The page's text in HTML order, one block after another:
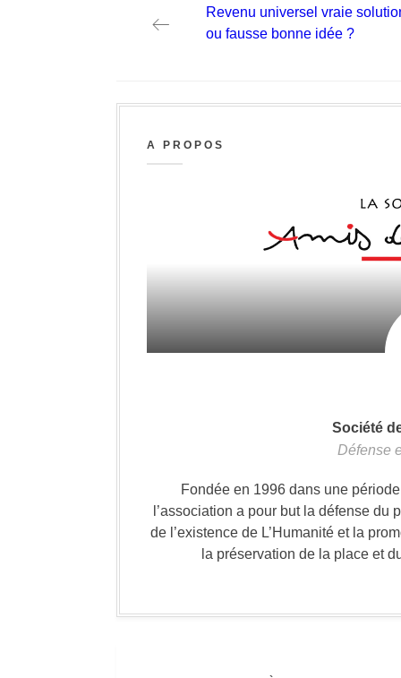
navigationPrevious
post:
Revenu universel vraie
ou fausse bonne idée ?
A PROPOS
Société
Défense
Fondée en 1996 dans une
l’association a pour but la défense
de l’existence de L’Humanité et la
la préservation de la place et